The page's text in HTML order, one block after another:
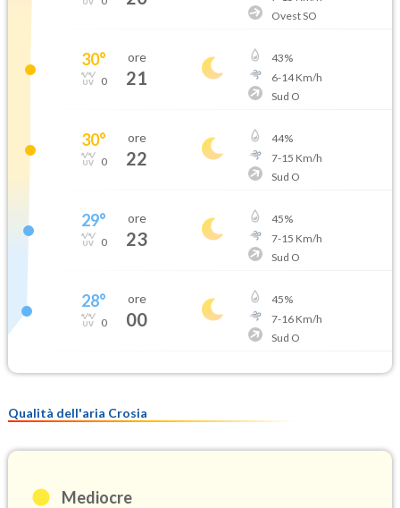
Ovest SO
30°
0
ore
21
43%
6-14Km/h
Sud O
30°
0
ore
22
44%
7-15 Km/h
Sud O
29°
0
ore
23
45%
7-15 Km/h
Sud O
28°
0
ore
00
45%
7-16Km/h
Sud O
Qualità dell'aria Crosia
Mediocre